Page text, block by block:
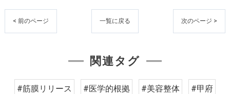
< 前のページ 一覧に戻る 次のページ >
関連タグ
#筋膜リリース #医学的根拠 #美容整体 #甲府